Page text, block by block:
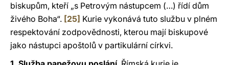
biskupům, kteří „s Petrovým nástupcem (…) řídí dům
živého Boha“. [25] Kurie vykonává tuto službu v plném
respektování zodpovědnosti, kterou mají biskupové
jako nástupci apoštolů v partikulární církvi.